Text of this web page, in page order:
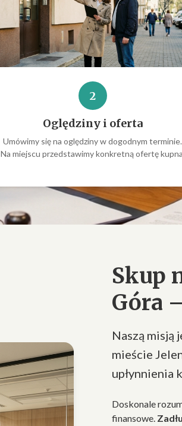
2
Oględziny i oferta
Umówimy się na oględziny w dogodnym terminie.
Na miejscu przedstawimy konkretną ofertę
Skup
Góra
Naszą misją
mieście
upłynnienia
Doskonale
finansowe.